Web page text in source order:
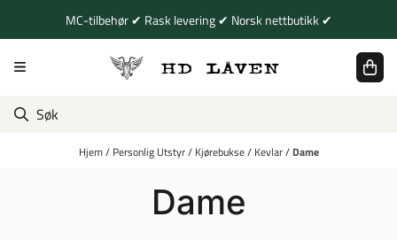
Hopp til innholdMC-tilbehør ✔ Rask levering ✔ Norsk nettbutikk ✔
Hjem/ Personlig Utstyr/ Kjørebukse/ Kevlar/ Dame
Dame